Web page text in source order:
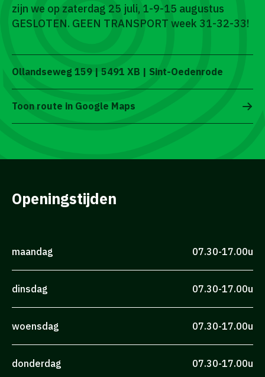
zijn we op zaterdag 25 juli, 1-9-15 augustus
GESLOTEN. GEEN TRANSPORT week 31-32-33!
Ollandseweg 159 | 5491 XB | Sint-Oedenrode
Toon route in Google Maps
Openingstijden
maandag 07.30-17.00u
dinsdag 07.30-17.00u
woensdag 07.30-17.00u
donderdag 07.30-17.00u